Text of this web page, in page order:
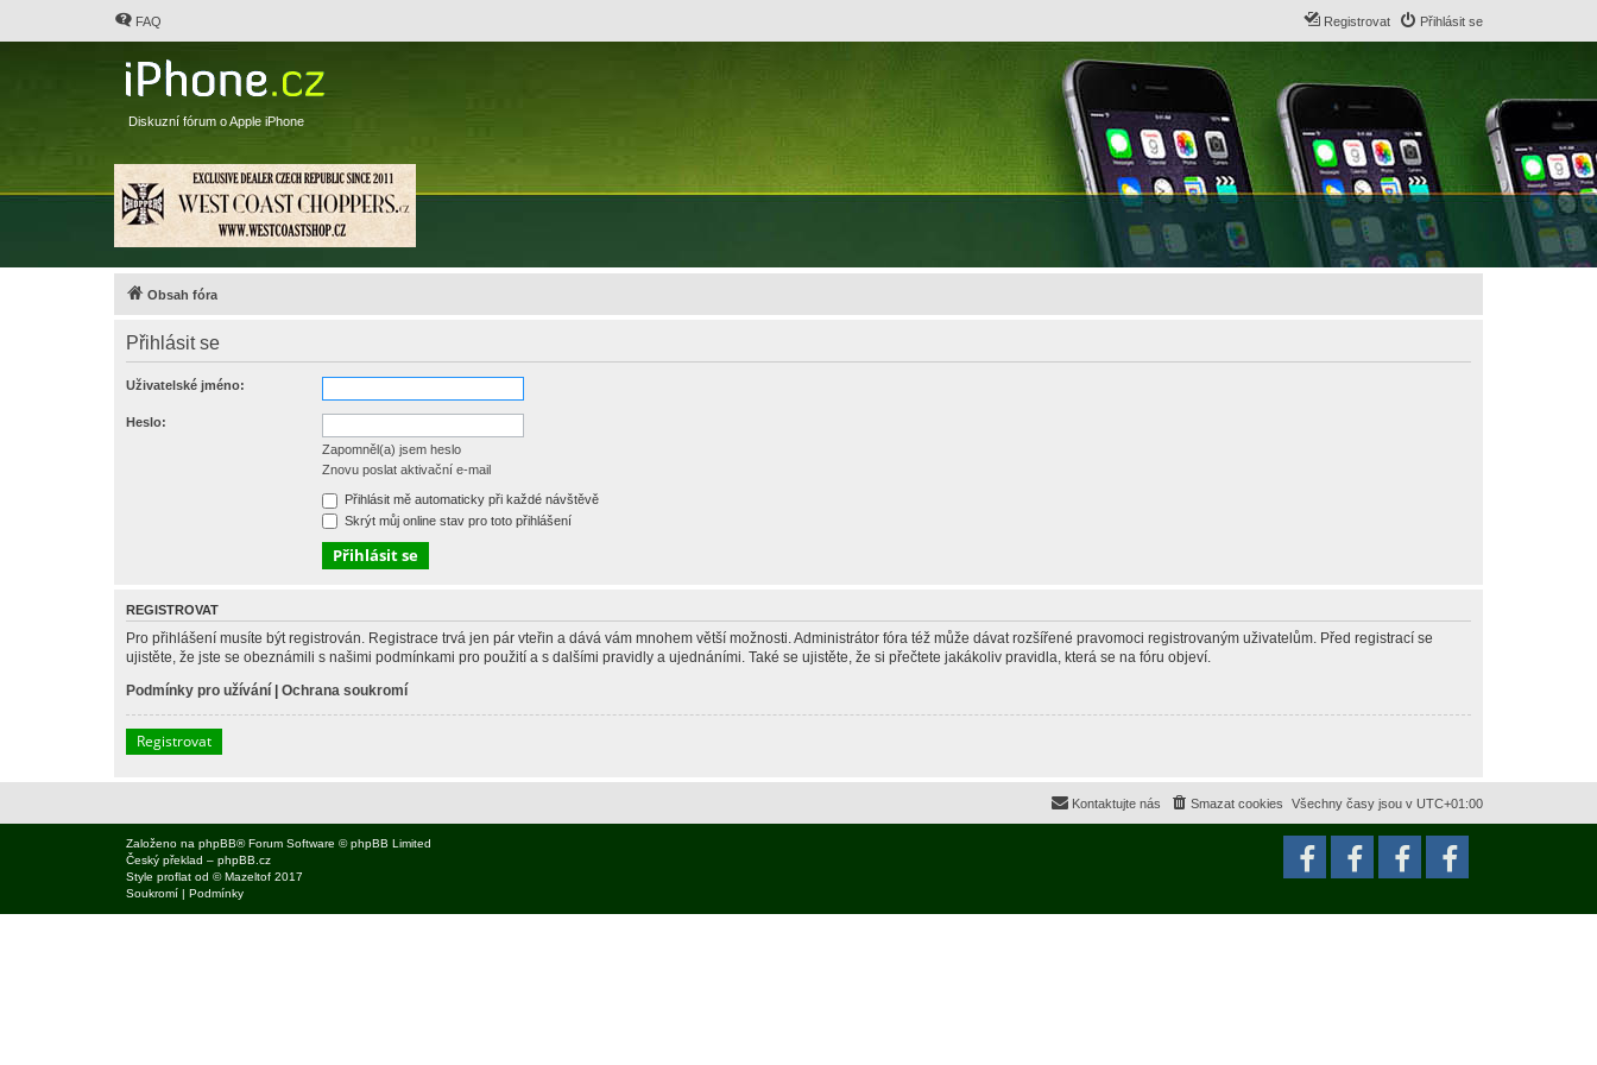
FAQ Přihlásit se
Registrovat
Diskuzní fórum o Apple iPhone
Obsah fóra
Přihlásit se
Uživatelské jméno:
Heslo:
Zapomněl(a) jsem heslo
Znovu poslat aktivační e-mail
Přihlásit mě automaticky při každé návštěvě
Skrýt můj online stav pro toto přihlášení
REGISTROVAT
Pro přihlášení musíte být registrován. Registrace trvá jen pár vteřin a dává vám mnohem větší možnosti. Administrátor fóra též může dávat rozšířené pravomoci registrovaným uživatelům. Před registrací se
ujistěte, že jste se obeznámili s našimi podmínkami pro použití a s dalšími pravidly a ujednáními. Také se ujistěte, že si přečtete jakákoliv pravidla, která se na fóru objeví.
Podmínky pro užívání | Ochrana soukromí
Registrovat
Všechny časy jsou v UTC+01:00
Smazat cookies
Kontaktujte nás
Založeno na phpBB® Forum Software © phpBB Limited
Český překlad – phpBB.cz
Style proflat od ©Mazeltof 2017
Soukromí | Podmínky